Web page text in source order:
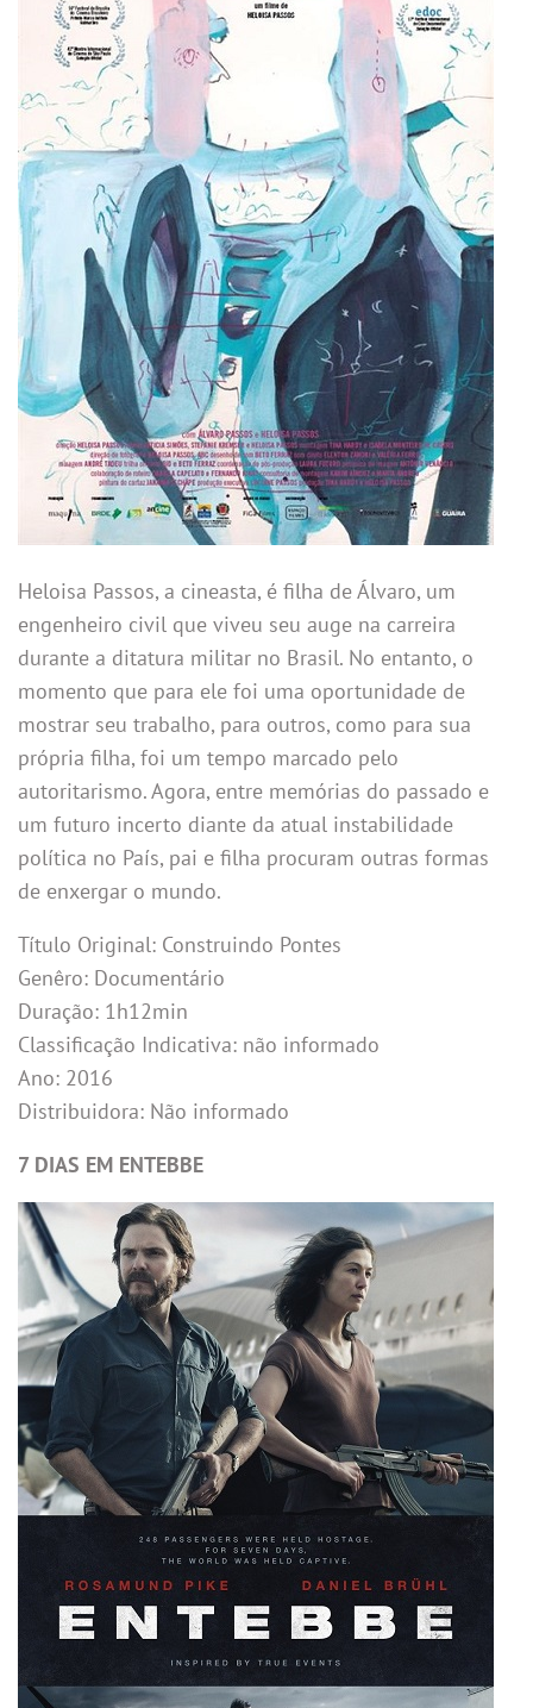
Heloisa Passos, a cineasta, é filha de Álvaro, um
engenheiro civil que viveu seu auge na carreira
durante a ditatura militar no Brasil. No entanto, o
momento que para ele foi uma oportunidade de
mostrar seu trabalho, para outros, como para sua
própria filha, foi um tempo marcado pelo
autoritarismo. Agora, entre memórias do passado e
um futuro incerto diante da atual instabilidade
política no País, pai e filha procuram outras formas
de enxergar o mundo.
Título Original: Construindo Pontes
Genêro: Documentário
Duração: 1h12min
Classificação Indicativa: não informado
Ano: 2016
Distribuidora: Não informado
7 DIAS EM ENTEBBE